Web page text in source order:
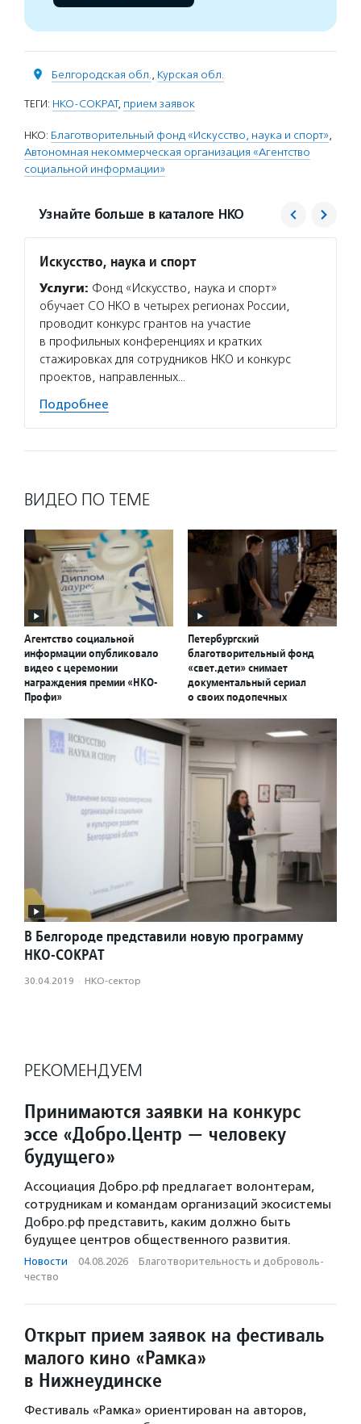
Белгородская обл., Курская обл.
ТЕГИ: НКО-СОКРАТ, прием заявок
НКО: Благотворительный фонд «Искусство, наука и спорт»,
Автономная некоммерческая организация «Агентство
социальной информации»
Узнайте больше в каталоге НКО
Искусство, наука и спорт
Услуги: Фонд «Искусство, наука и спорт»
обучает СО НКО в четырех регионах России,
проводит конкурс грантов на участие
в профильных конференциях и кратких
стажировках для сотрудников НКО и конкурс
проектов, направленных…
Подробнее
ВИДЕО ПО ТЕМЕ
Агентство социальной
информации опубликовало
видео с церемонии
награждения премии «НКО-
Профи»
Петербургский
благотворительный фонд
«свет.дети» снимает
документальный сериал
о своих подопечных
В Белгороде представили новую программу
НКО-СОКРАТ
30.04.2019 · НКО-сектор
РЕКОМЕНДУЕМ
Принимаются заявки на конкурс
эссе «Добро.Центр — человеку
будущего»
Ассоциация Добро.рф предлагает волонтерам,
сотрудникам и командам организаций экосистемы
Добро.рф представить, каким должно быть
будущее центров общественного развития.
Новости · 04.08.2026 · Благотвори­тель­ность и доброволь­
чест­во
Открыт прием заявок на фестиваль
малого кино «Рамка»
в Нижнеудинске
Фестиваль «Рамка» ориентирован на авторов,